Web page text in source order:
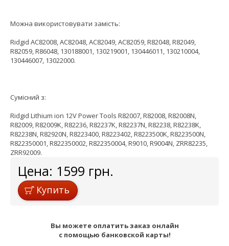
Можна використовувати замість:
Ridgid AC82008, AC82048, AC82049, AC82059, R82048, R82049,
R82059, R86048, 130188001, 130219001, 130446011, 130210004,
130446007, 13022000.
Сумісний з:
Ridgid Lithium ion 12V Power Tools R82007, R82008, R82008N,
R82009, R82009K, R82236, R82237K, R82237N, R82238, R82238K,
R82238N, R82920N, R8223400, R8223402, R8223500K, R8223500N,
R822350001, R822350002, R822350004, R9010, R9004N, ZRR82235,
ZRR92009.
Цена: 1599 грн.
Купить
Вы можете оплатить заказ онлайн
с помощью банковской карты!